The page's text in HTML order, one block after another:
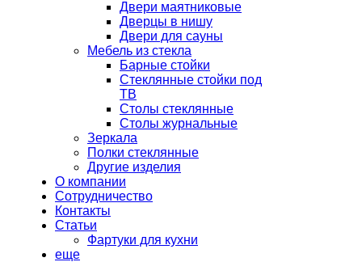
Двери маятниковые
Дверцы в нишу
Двери для сауны
Мебель из стекла
Барные стойки
Стеклянные стойки под
ТВ
Столы стеклянные
Столы журнальные
Зеркала
Полки стеклянные
Другие изделия
О компании
Сотрудничество
Контакты
Статьи
Фартуки для кухни
еще